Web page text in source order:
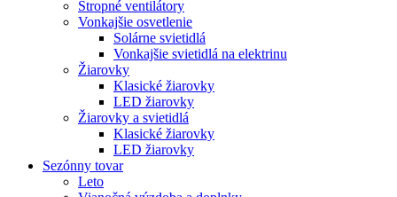
Stropné ventilátory
Vonkajšie osvetlenie
Solárne svietidlá
Vonkajšie svietidlá na elektrinu
Žiarovky
Klasické žiarovky
LED žiarovky
Žiarovky a svietidlá
Klasické žiarovky
LED žiarovky
Sezónny tovar
Leto